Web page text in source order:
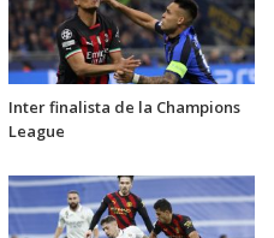
Inter finalista de la Champions
League